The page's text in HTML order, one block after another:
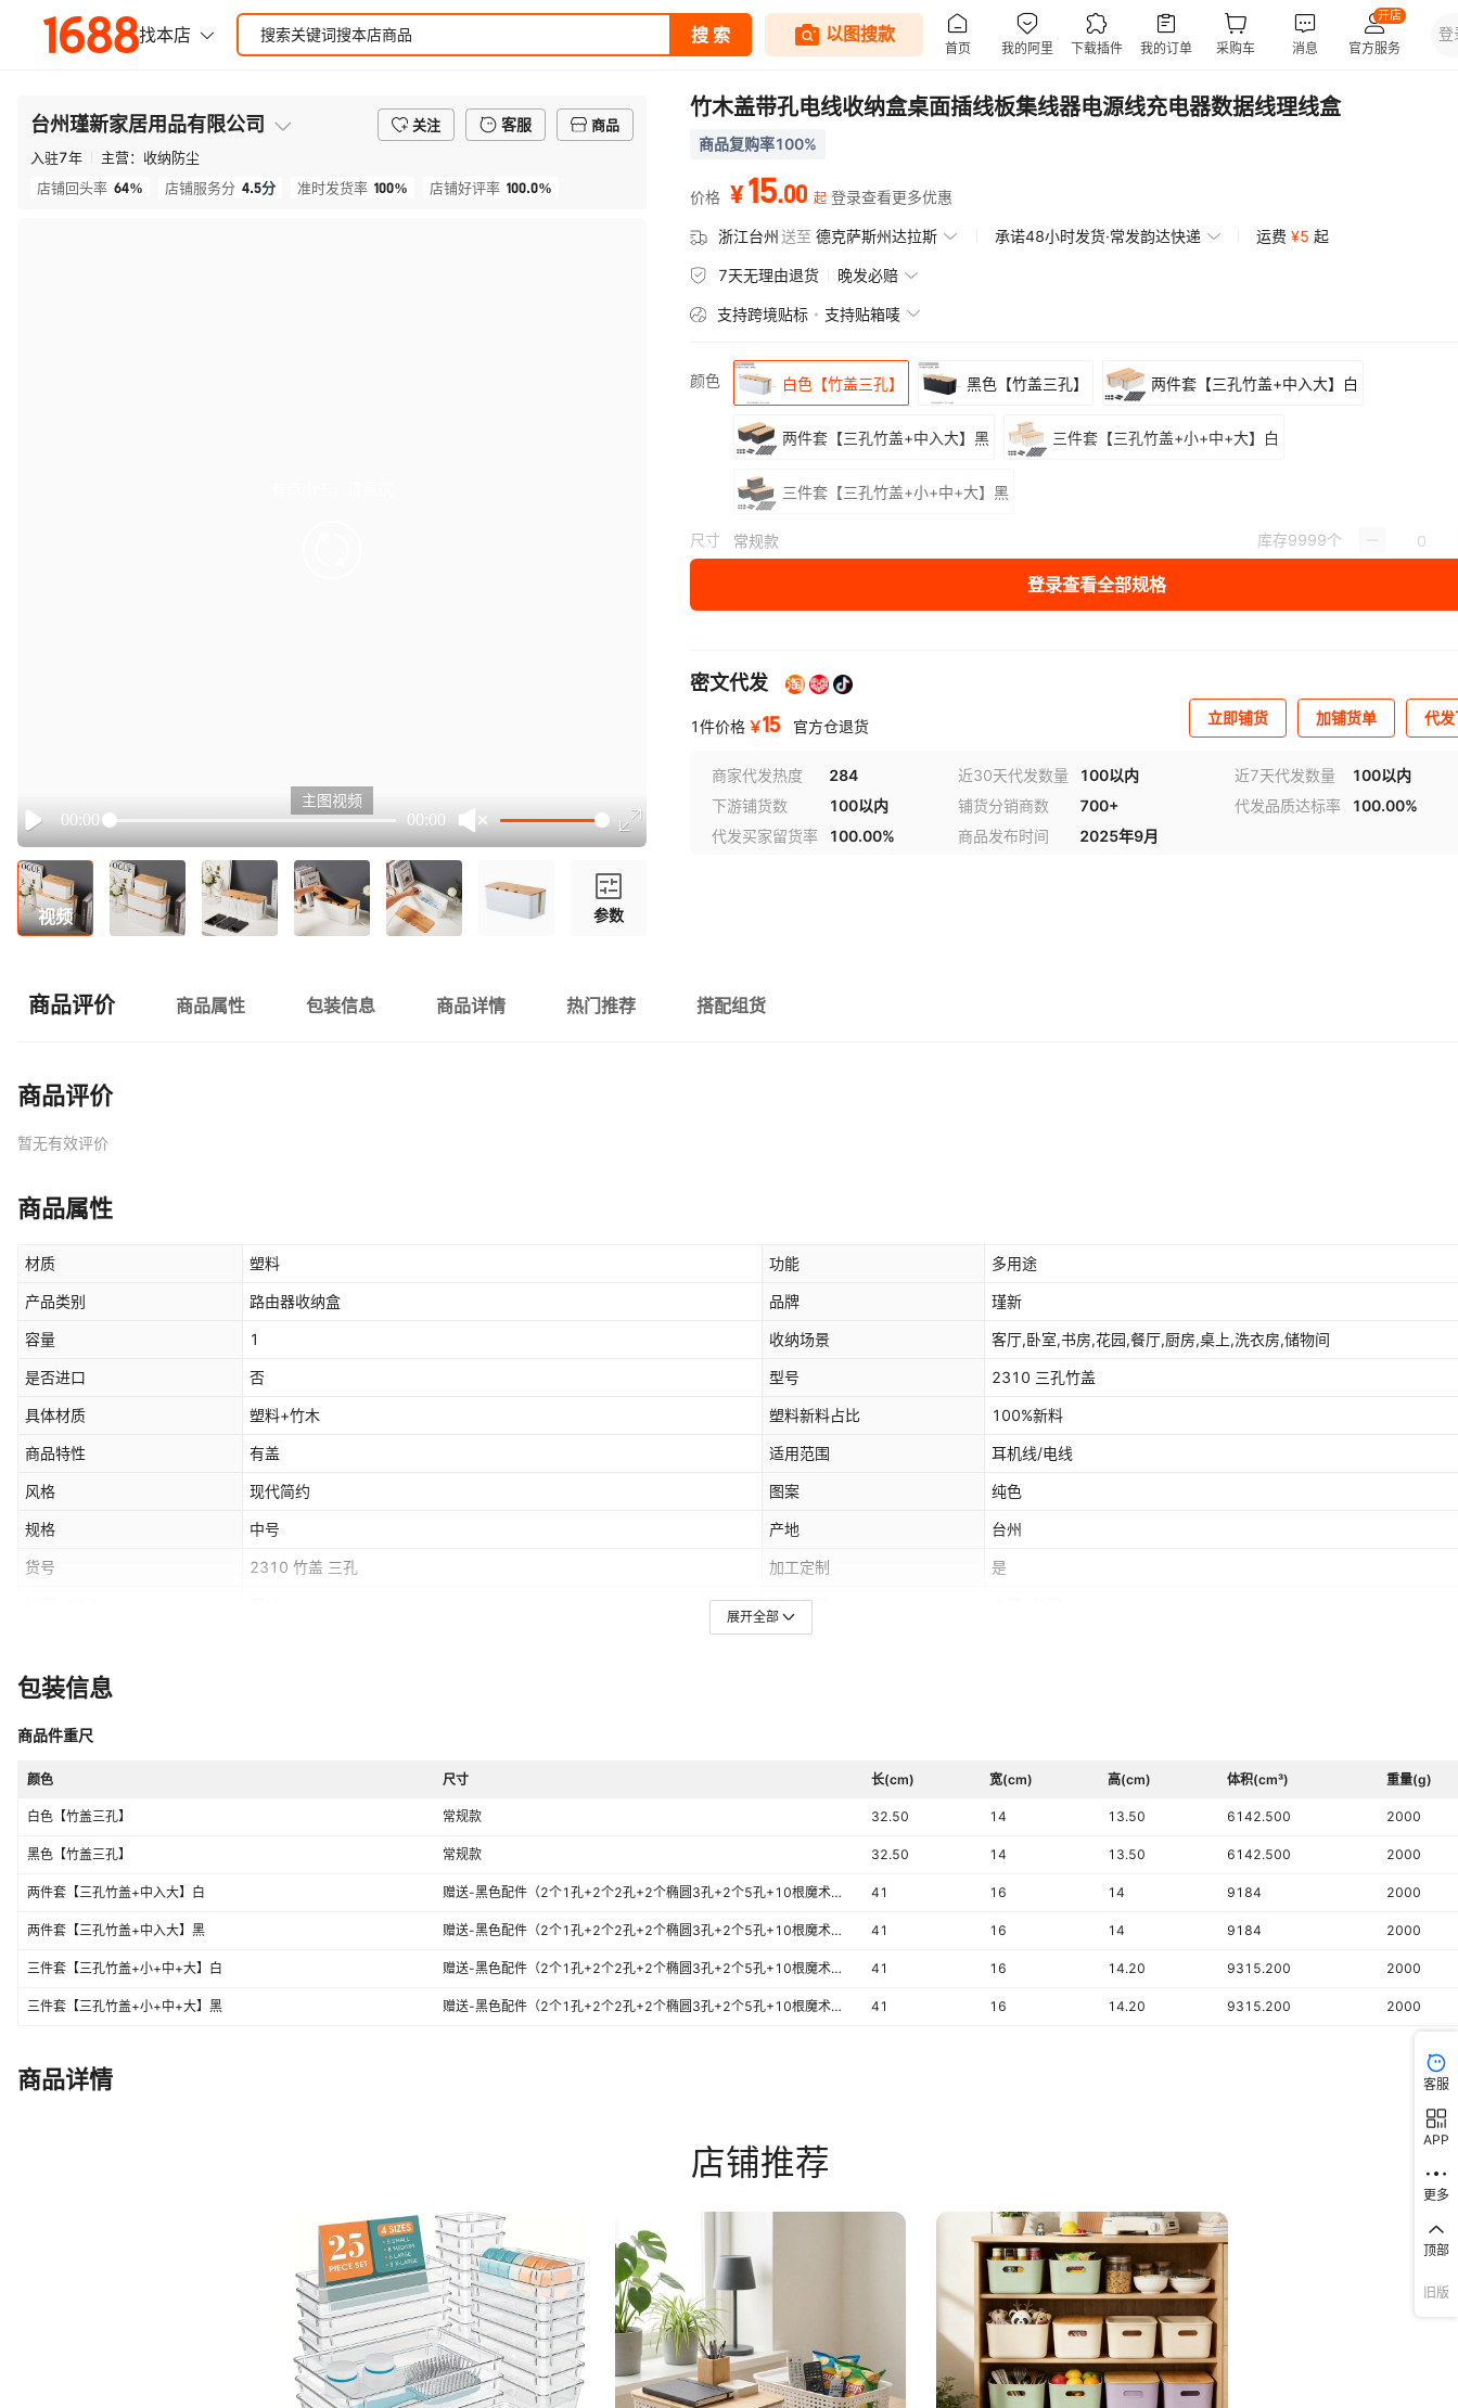
台州瑾新家居用品有限公司 关注 客服
商品
入驻7年 主营： 收纳防尘
店铺回头率 64% 店铺服务分 4.5分 准时发货率 100% 店铺好评率 100.0%
Play
00:00 00:00
主图视频
视频 参数
竹木盖带孔电线收纳盒桌面插线板集线器电源线充电器数据线理线盒
商品复购率100%
价格 ¥15.00 起 登录查看更多优惠
浙江台州送至 德克萨斯州达拉斯 承诺48小时发货·常发韵达快递 运费 ¥5 起
7天无理由退货 晚发必赔
支持跨境贴标 支持贴箱唛
颜色 白色【竹盖三孔】 黑色【竹盖三孔】 两件套【三孔竹盖+中入大】白
两件套【三孔竹盖+中入大】黑 三件套【三孔竹盖+小+中+大】白
三件套【三孔竹盖+小+中+大】黑
尺寸 常规款 库存9999个
登录查看全部规格
密文代发
1件价格 ￥15 官方仓退货 立即铺货 加铺货单 代
商家代发热度 284 近30天代发数量 100以内 近7天代发数量
100以内
下游铺货数
100以内 铺货分销商数 700+ 代发品质达标率
100.00%
代发买家留货率
100.00% 商品发布时间 2025年9月
商品评价 商品属性 包装信息 商品详情 热门推荐 搭配组货
商品评价
暂无有效评价
商品属性
材质 塑料 功能 多用途
产品类别 路由器收纳盒 品牌 瑾新
容量 1 收纳场景 客厅,卧室,书房,花园,餐厅,厨房,桌上,洗衣房,储物间
是否进口 否 型号 2310 三孔竹盖
具体材质 塑料+竹木 塑料新料占比 100%新料
商品特性 有盖 适用范围 耳机线/电线
风格 现代简约 图案 纯色
规格 中号 产地 台州
货号 2310 竹盖 三孔 加工定制 是
贸易属性
价格段
颜色
主要下游平台 ebay,亚马逊,wish,速卖通,LAZADA,其他 欧洲,南美,东南亚
有可授权的自有品牌 是否跨境出口专供货源 是
毛重 翻盖
展开全部
包装信息
商品件重尺
颜色 尺寸 长(cm) 宽(cm) 高(cm) 体积(cm³) 重量(g)
白色【竹盖三孔】 常规款 32.50 14 13.50 6142.500 2000
黑色【竹盖三孔】 常规款 32.50 14 13.50 6142.500 2000
两件套【三孔竹盖+中入大】白 赠送-黑色配件（2个1孔+2个2孔+2个椭圆3孔+2个5孔+10根魔术带） 41 16 14 9184 2000
两件套【三孔竹盖+中入大】黑 赠送-黑色配件（2个1孔+2个2孔+2个椭圆3孔+2个5孔+10根魔术带） 41 16 14 9184 2000
三件套【三孔竹盖+小+中+大】白 赠送-黑色配件（2个1孔+2个2孔+2个椭圆3孔+2个5孔+10根魔术带） 41 16 14.20 9315.200 2000
三件套【三孔竹盖+小+中+大】黑 赠送-黑色配件（2个1孔+2个2孔+2个椭圆3孔+2个5孔+10根魔术带） 41 16 14.20 9315.200 2000
商品详情 客服
APP
更多
顶部
旧版